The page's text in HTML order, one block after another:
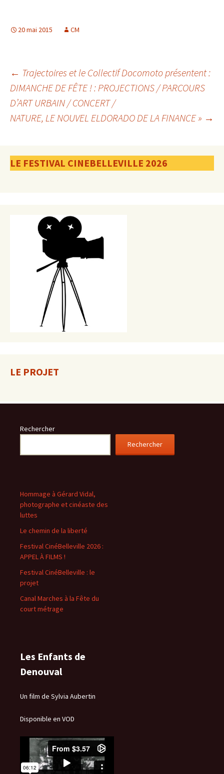
20 mai 2015 CM
Navigation
des
← Trajectoires et le Collectif Docomoto présentent :
DIMANCHE DE FÊTE ! : PROJECTIONS / PARCOURS
D’ART URBAIN / CONCERT /
NATURE, LE NOUVEL ELDORADO DE LA FINANCE » →
LE FESTIVAL CINEBELLEVILLE 2026
LE PROJET
Rechercher
Rechercher
Hommage à Gérard Vidal,
photographe et cinéaste des
luttes
Le chemin de la liberté
Festival CinéBelleville 2026 :
APPEL À FILMS !
Festival CinéBelleville : le
projet
Canal Marches à la Fête du
court métrage
Les Enfants de
Denouval
Un film de Sylvia Aubertin
Disponible en VOD